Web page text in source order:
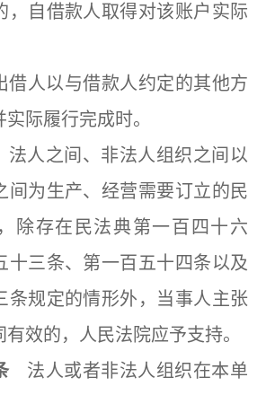
，自借款人取得对该账户实际
人以与借款人约定的其他方
际履行完成时。
法人之间、非法人组织之间以
间为生产、经营需要订立的民
除存在民法典第一百四十六
十三条、第一百五十四条以及
条规定的情形外，当事人主张
效的，人民法院应予支持。
法人或者非法人组织在本单